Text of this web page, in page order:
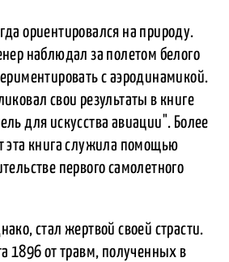
ориентировался на природу.
наблюдал за полетом белого
с аэродинамикой.
свои результаты в книге
для искусства авиации". Более
эта книга служила помощью
первого самолетного
стал жертвой своей страсти.
1896 от травм, полученных в